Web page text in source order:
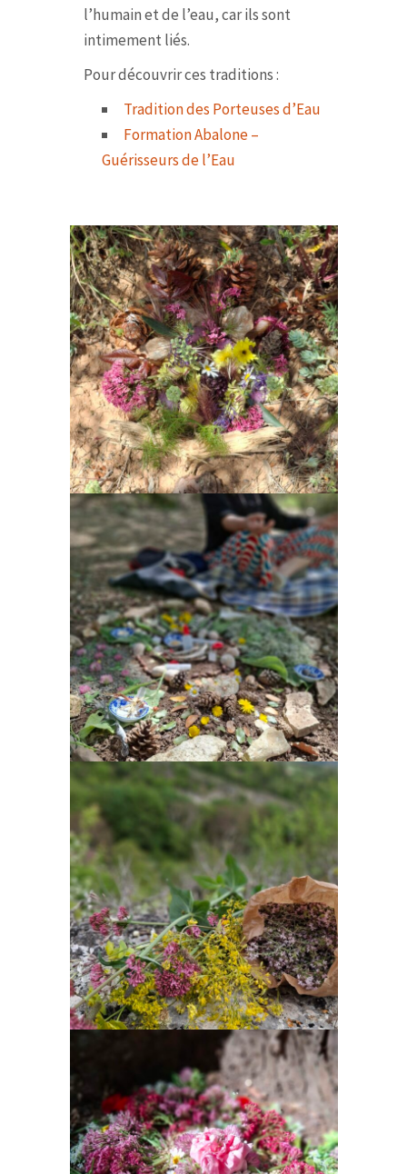
l’humain et de l’eau, car ils sont
intimement liés.
Pour découvrir ces traditions :
Tradition des Porteuses d’Eau
Formation Abalone –
Guérisseurs de l’Eau